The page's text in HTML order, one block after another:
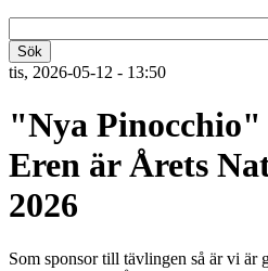
tis, 2026-05-12 - 13:50
"Nya
Eren är Årets
2026
Som sponsor till tävlingen så är vi är